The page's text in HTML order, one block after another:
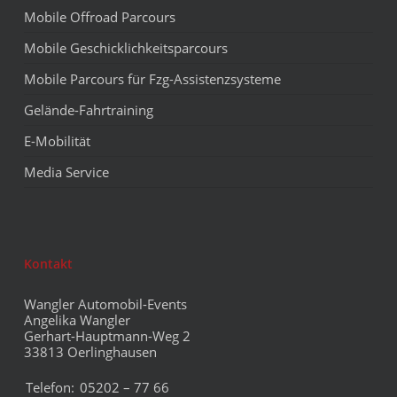
Mobile Offroad Parcours
Mobile Geschicklichkeitsparcours
Mobile Parcours für Fzg-Assistenzsysteme
Gelände-Fahrtraining
E-Mobilität
Media Service
Kontakt
Wangler Automobil-Events
Angelika Wangler
Gerhart-Hauptmann-Weg 2
33813 Oerlinghausen
Telefon: 05202 – 77 66